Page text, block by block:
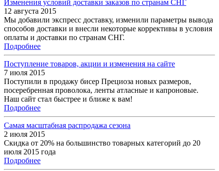
Изменения условий доставки заказов по странам СНГ
12 августа 2015
Мы добавили экспресс доставку, изменили параметры вывода
способов доставки и внесли некоторые коррективы в условия
оплаты и доставки по странам СНГ.
Подробнее
Поступление товаров, акции и изменения на сайте
7 июля 2015
Поступили в продажу бисер Прециоза новых размеров,
посеребренная проволока, ленты атласные и капроновые.
Наш сайт стал быстрее и ближе к вам!
Подробнее
Самая масштабная распродажа сезона
2 июля 2015
Скидка от 20% на большинство товарных категорий до 20
июля 2015 года
Подробнее